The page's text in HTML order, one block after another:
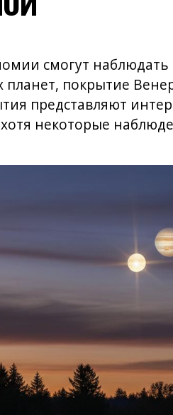
смогут
планет, покрытие
представляют
некоторые